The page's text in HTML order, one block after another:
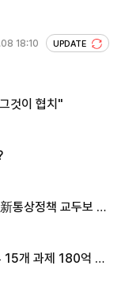
18:10 UPDATE
것이 협치"
통상정책 교두보 활
15개 과제 180억 지